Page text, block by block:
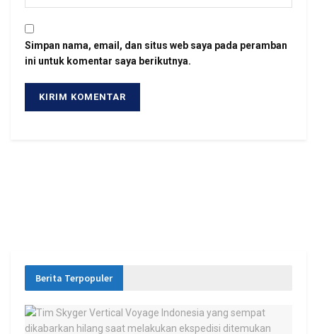
Simpan nama, email, dan situs web saya pada peramban
ini untuk komentar saya berikutnya.
Berita Terpopuler